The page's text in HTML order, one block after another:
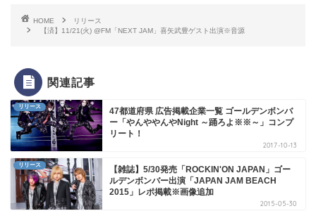
HOME
リリース
【済】11/21(火) @FM「NEXT JAM」喜矢武豊ゲスト出演※音源
関連記事
リリース
47都道府県 広告掲載企業一覧 ゴールデンボンバ
ー「やんややんやNight ～踊ろよ※※～」コンプ
リート！
2017-10-13
リリース
【雑誌】5/30発売「ROCKIN'ON JAPAN」ゴー
ルデンボンバー出演「JAPAN JAM BEACH
2015」レポ掲載※画像追加
2015-05-30